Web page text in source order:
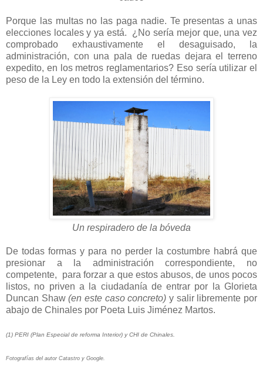
Porque las multas no las paga nadie. Te presentas a unas
elecciones locales y ya está. ¿No sería mejor que, una vez
comprobado exhaustivamente el desaguisado, la
administración, con una pala de ruedas dejara el terreno
expedito, en los metros reglamentarios? Eso sería utilizar el
peso de la Ley en todo la extensión del término.
Un respiradero de la bóveda
De todas formas y para no perder la costumbre habrá que
presionar a la administración correspondiente, no
competente, para forzar a que estos abusos, de unos pocos
listos, no priven a la ciudadanía de entrar por la Glorieta
Duncan Shaw(en este caso concreto)y salir libremente por
abajo de Chinales por Poeta Luis Jiménez Martos.
(1) PERI (Plan Especial de reforma Interior) y CHI de Chinales.
Fotografías del autor Catastro y Google.